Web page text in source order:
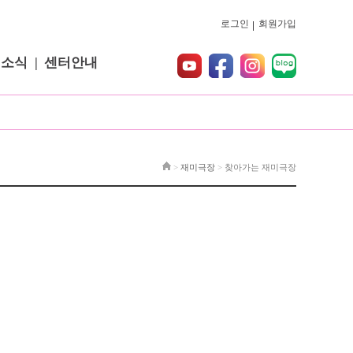
로그인 회원가입
식 센터안내
> 재미극장 > 찾아가는 재미극장